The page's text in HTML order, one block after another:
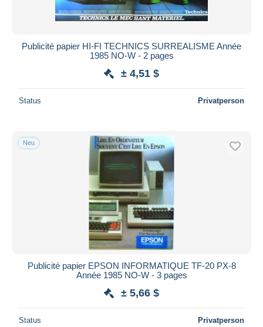
Publicité papier HI-FI TECHNICS SURREALISME Année
1985 NO-W - 2 pages
± 4,51 $
Status Privatperson
Neu
Publicité papier EPSON INFORMATIQUE TF-20 PX-8
Année 1985 NO-W - 3 pages
± 5,66 $
Status Privatperson